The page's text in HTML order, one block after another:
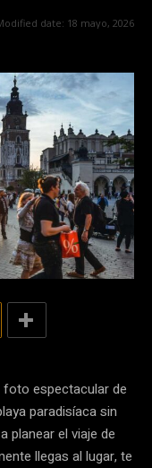
date: 18 mayo, 2026
espectacular de
paradisíaca sin
planear el viaje de
llegas al lugar, te